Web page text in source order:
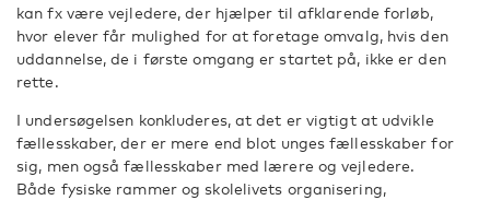
kan fx være vejledere, der hjælper til afklarende forløb,
hvor elever får mulighed for at foretage omvalg, hvis den
uddannelse, de i første omgang er startet på, ikke er den
rette.
I undersøgelsen konkluderes, at det er vigtigt at udvikle
fællesskaber, der er mere end blot unges fællesskaber for
sig, men også fællesskaber med lærere og vejledere.
Både fysiske rammer og skolelivets organisering,